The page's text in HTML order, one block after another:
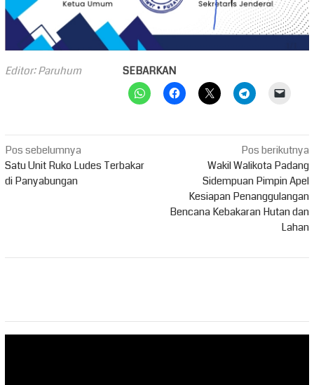
Editor: Paruhum SEBARKAN
Navigasi
pos
Pos sebelumnya
Satu Unit Ruko Ludes Terbakar
di Panyabungan
Pos berikutnya
Wakil Walikota Padang
Sidempuan Pimpin Apel
Kesiapan Penanggulangan
Bencana Kebakaran Hutan dan
Lahan